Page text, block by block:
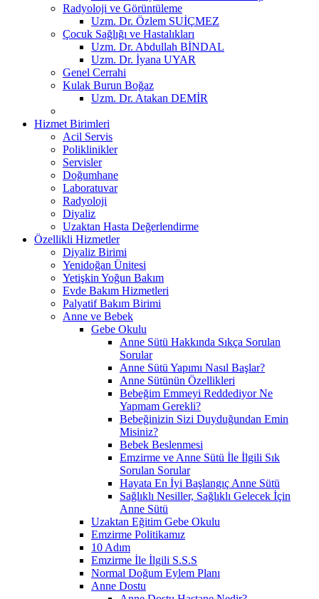
Radyoloji ve Görüntüleme
Uzm. Dr. Özlem SUİÇMEZ
Çocuk Sağlığı ve Hastalıkları
Uzm. Dr. Abdullah BİNDAL
Uzm. Dr. İyana UYAR
Genel Cerrahi
Kulak Burun Boğaz
Uzm. Dr. Atakan DEMİR
Hizmet Birimleri
Acil Servis
Poliklinikler
Servisler
Doğumhane
Laboratuvar
Radyoloji
Diyaliz
Uzaktan Hasta Değerlendirme
Özellikli Hizmetler
Diyaliz Birimi
Yenidoğan Ünitesi
Yetişkin Yoğun Bakım
Evde Bakım Hizmetleri
Palyatif Bakım Birimi
Anne ve Bebek
Gebe Okulu
Anne Sütü Hakkında Sıkça Sorulan
Sorular
Anne Sütü Yapımı Nasıl Başlar?
Anne Sütünün Özellikleri
Bebeğim Emmeyi Reddediyor Ne
Yapmam Gerekli?
Bebeğinizin Sizi Duyduğundan Emin
Misiniz?
Bebek Beslenmesi
Emzirme ve Anne Sütü İle İlgili Sık
Sorulan Sorular
Hayata En İyi Başlangıç Anne Sütü
Sağlıklı Nesiller, Sağlıklı Gelecek İçin
Anne Sütü
Uzaktan Eğitim Gebe Okulu
Emzirme Politikamız
10 Adım
Emzirme İle İlgili S.S.S
Normal Doğum Eylem Planı
Anne Dostu